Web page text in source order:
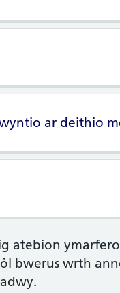
ar deithio
atebion
bwerus wrth